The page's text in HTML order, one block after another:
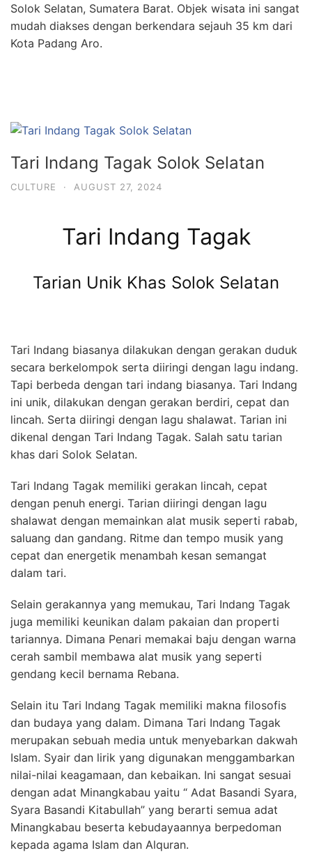
Solok Selatan, Sumatera Barat. Objek wisata ini sangat
mudah diakses dengan berkendara sejauh 35 km dari
Kota Padang Aro.
Tari Indang Tagak Solok Selatan
CULTURE · AUGUST 27, 2024
Tari Indang Tagak
Tarian Unik Khas Solok Selatan
Tari Indang biasanya dilakukan dengan gerakan duduk
secara berkelompok serta diiringi dengan lagu indang.
Tapi berbeda dengan tari indang biasanya. Tari Indang
ini unik, dilakukan dengan gerakan berdiri, cepat dan
lincah. Serta diiringi dengan lagu shalawat. Tarian ini
dikenal dengan Tari Indang Tagak. Salah satu tarian
khas dari Solok Selatan.
Tari Indang Tagak memiliki gerakan lincah, cepat
dengan penuh energi. Tarian diiringi dengan lagu
shalawat dengan memainkan alat musik seperti rabab,
saluang dan gandang. Ritme dan tempo musik yang
cepat dan energetik menambah kesan semangat
dalam tari.
Selain gerakannya yang memukau, Tari Indang Tagak
juga memiliki keunikan dalam pakaian dan properti
tariannya. Dimana Penari memakai baju dengan warna
cerah sambil membawa alat musik yang seperti
gendang kecil bernama Rebana.
Selain itu Tari Indang Tagak memiliki makna filosofis
dan budaya yang dalam. Dimana Tari Indang Tagak
merupakan sebuah media untuk menyebarkan dakwah
Islam. Syair dan lirik yang digunakan menggambarkan
nilai-nilai keagamaan, dan kebaikan. Ini sangat sesuai
dengan adat Minangkabau yaitu “ Adat Basandi Syara,
Syara Basandi Kitabullah” yang berarti semua adat
Minangkabau beserta kebudayaannya berpedoman
kepada agama Islam dan Alquran.